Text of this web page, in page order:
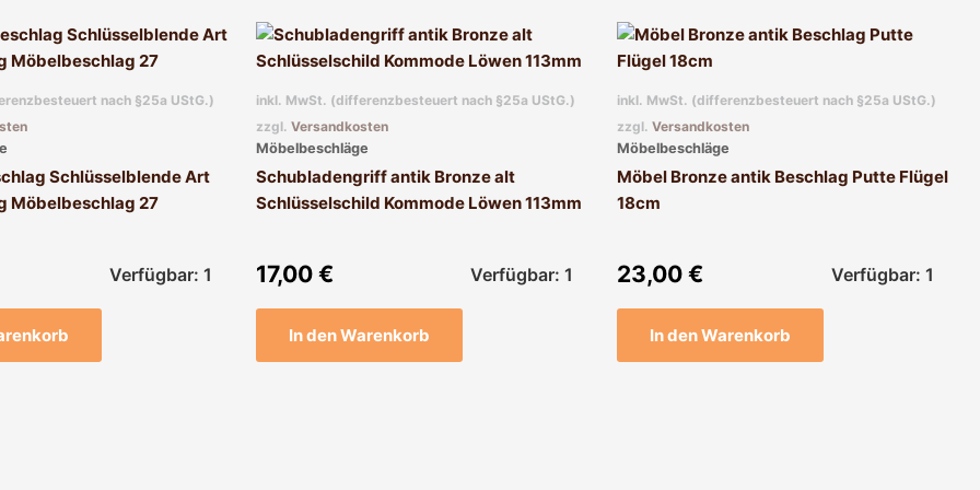
nach §25a UStG.)
Schlüsselblende Art
Möbelbeschlag 27
Verfügbar: 1
inkl. MwSt. (differenzbesteuert nach §25a UStG.)
zzgl. Versandkosten
Möbelbeschläge
Schubladengriff antik Bronze alt
Schlüsselschild Kommode Löwen 113mm
17,00 € Verfügbar: 1
In den Warenkorb
inkl. MwSt. (differenzbesteuert nach §25a UStG.)
zzgl. Versandkosten
Möbelbeschläge
Möbel Bronze antik Beschlag Putte Flügel
18cm
23,00 € Verfügbar: 1
In den Warenkorb